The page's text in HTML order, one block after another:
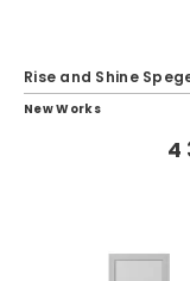
Rise and Shine
New Works
4